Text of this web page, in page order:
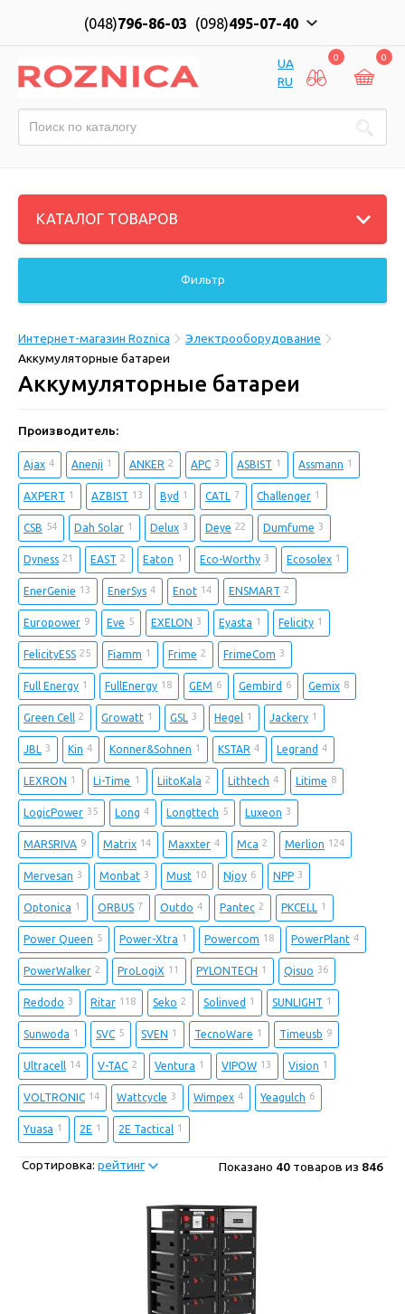
(048)796-86-03 (098)495-07-40
UA
RU
0 0
КАТАЛОГ ТОВАРОВ
Фильтр
Интернет-магазин Roznica
Электрооборудование
Аккумуляторные батареи
Аккумуляторные батареи
Производитель:
Ajax 4 Anenji 1 ANKER 2 APC 3 ASBIST 1 Assmann 1
AXPERT 1 AZBIST 13 Byd 1 CATL 7 Challenger 1
CSB 54 Dah Solar 1 Delux 3 Deye 22 Dumfume 3
Dyness 21 EAST 2 Eaton 1 Eco-Worthy 3 Ecosolex 1
EnerGenie 13 EnerSys 4 Enot 14 ENSMART 2
Europower 9 Eve 5 EXELON 3 Eyasta 1 Felicity 1
FelicityESS 25 Fiamm 1 Frime 2 FrimeCom 3
Full Energy 1 FullEnergy 18 GEM 6 Gembird 6 Gemix 8
Green Cell 2 Growatt 1 GSL 3 Hegel 1 Jackery 1
JBL 3 Kin 4 Konner&Sohnen 1 KSTAR 4 Legrand 4
LEXRON 1 Li-Time 1 LiitoKala 2 Lithtech 4 Litime 8
LogicPower 35 Long 4 Longttech 5 Luxeon 3
MARSRIVA 9 Matrix 14 Maxxter 4 Mca 2 Merlion 124
Mervesan 3 Monbat 3 Must 10 Njoy 6 NPP 3
Optonica 1 ORBUS 7 Outdo 4 Pantec 2 PKCELL 1
Power Queen 5 Power-Xtra 1 Powercom 18 PowerPlant 4
PowerWalker 2 ProLogiX 11 PYLONTECH 1 Qisuo 36
Redodo 3 Ritar 118 Seko 2 Solinved 1 SUNLIGHT 1
Sunwoda 1 SVC 5 SVEN 1 TecnoWare 1 Timeusb 9
Ultracell 14 V-TAC 2 Ventura 1 VIPOW 13 Vision 1
VOLTRONIC 14 Wattcycle 3 Wimpex 4 Yeagulch 6
Yuasa 1 2E 1 2E Tactical 1
Сортировка: рейтинг Показано 40 товаров из 846